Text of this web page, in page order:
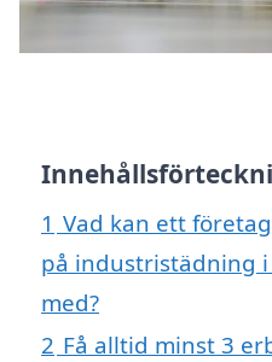
1 Vad kan ett
på industristädning
med?
2 Få alltid minst 3